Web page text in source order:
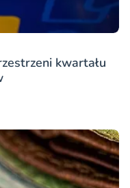
kwartału